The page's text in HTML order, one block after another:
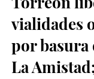
vialidades
por basura
La